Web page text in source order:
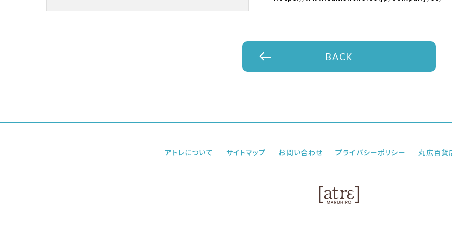
BACK
アトレについて サイトマップ お問い合わせ プライバシーポリシー 丸広百貨